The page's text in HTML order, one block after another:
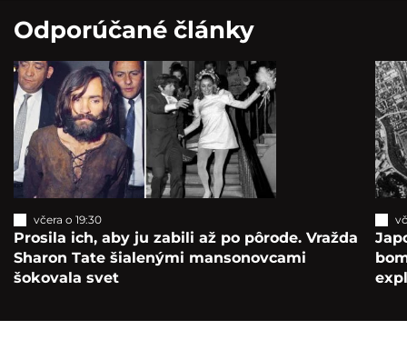
Odporúčané články
včera o 19:30
Prosila ich, aby ju zabili až po pôrode. Vražda
Sharon Tate šialenými mansonovcami
šokovala svet